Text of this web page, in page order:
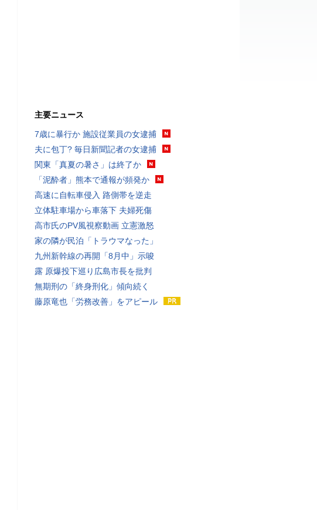
主要ニュース
7歳に暴行か 施設従業員の女逮捕
夫に包丁? 毎日新聞記者の女逮捕
関東「真夏の暑さ」は終了か
「泥酔者」熊本で通報が頻発か
高速に自転車侵入 路側帯を逆走
立体駐車場から車落下 夫婦死傷
高市氏のPV風視察動画 立憲激怒
家の隣が民泊「トラウマなった」
九州新幹線の再開「8月中」示唆
露 原爆投下巡り広島市長を批判
無期刑の「終身刑化」傾向続く
藤原竜也「労務改善」をアピール